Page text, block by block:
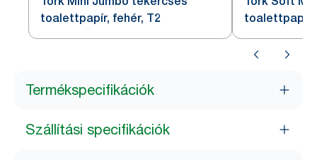
toalettpapír, fehér, T2
toalettpapír,
Termékspecifikációk
Szállítási specifikációk